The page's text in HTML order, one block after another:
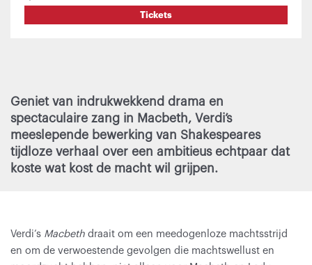
Tickets
Geniet van indrukwekkend drama en
spectaculaire zang in Macbeth, Verdi’s
meeslepende bewerking van Shakespeares
tijdloze verhaal over een ambitieus echtpaar dat
koste wat kost de macht wil grijpen.
Verdi’s Macbeth draait om een meedogenloze machtsstrijd
en om de verwoestende gevolgen die machtswellust en